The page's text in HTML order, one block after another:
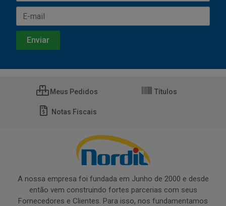
Meus Pedidos Títulos
Notas Fiscais
A nossa empresa foi fundada em Junho de 2000 e desde
então vem construindo fortes parcerias com seus
Fornecedores e Clientes. Para isso, nos fundamentamos